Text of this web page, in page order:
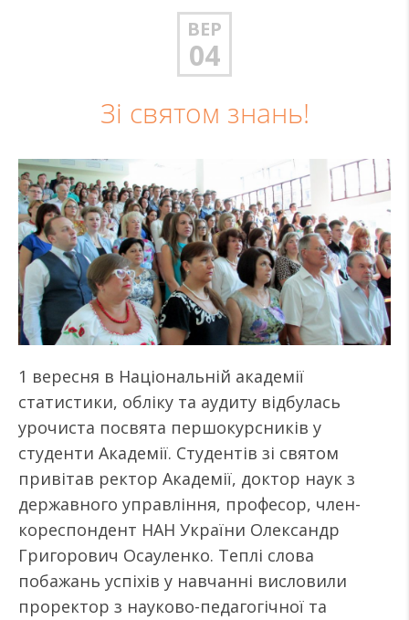
ВЕР
04
Зі святом знань!
1 вересня в Національній академії
статистики, обліку та аудиту відбулась
урочиста посвята першокурсників у
студенти Академії. Студентів зі святом
привітав ректор Академії, доктор наук з
державного управління, професор, член-
кореспондент НАН України Олександр
Григорович Осауленко. Теплі слова
побажань успіхів у навчанні висловили
проректор з науково-педагогічної та